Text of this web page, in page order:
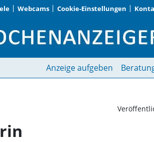
Webcams Cookie-Einstellungen
Voices“
Anzeige aufgeben